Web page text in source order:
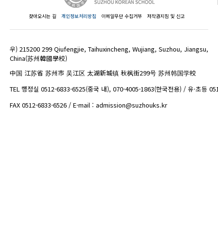
찾아오시는 길 개인정보처리방침 이메일무단 수집거부 저작권지침 및 신고
우) 215200 299 Qiufengjie, Taihuxincheng, Wujiang, Suzhou, Jiangsu,
China(苏州韓國學校)
中国 江苏省 苏州市 吴江区 太湖新城镇 秋枫街299号 苏州韩国学校
TEL 행정실 0512-6833-6525(중국 내), 070-4005-1863(한국전용) / 유·초등
FAX 0512-6833-6526 / E-mail : admission@suzhouks.kr